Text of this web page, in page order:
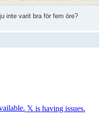
inte varit bra för fem öre?